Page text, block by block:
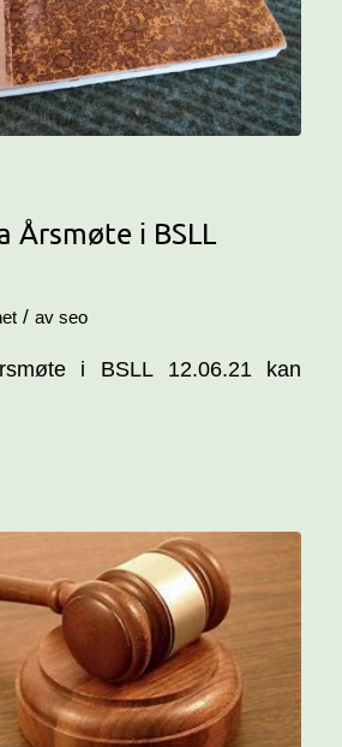
Årsmøte i BSLL
/ av seo
i BSLL 12.06.21 kan